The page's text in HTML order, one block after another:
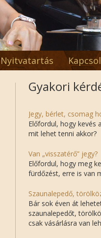
Nyitvatartás
Gyakori
Jegy, bérlet, csomag
Előfordul, hogy kevés
mit lehet tenni akkor?
Van „visszatérő” jegy?
Előfordul, hogy meg
fürdőzést, erre is van
Szaunalepedő,
Bár sok éven át
szaunalepedőt,
csak vásárlásra van